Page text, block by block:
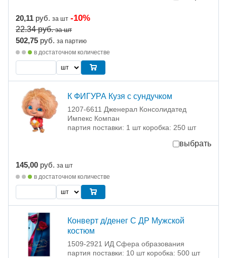
20,11 руб. за шт -10%
22.34руб. за шт
502,75 руб. за партию
в достаточном количестве
К ФИГУРА Кузя с сундучком
1207-6611 Дженерал Консолидатед
Импекс Компан
партия поставки: 1 шт коробка: 250 шт
выбрать
145,00 руб. за шт
в достаточном количестве
Конверт д/денег С ДР Мужской
костюм
1509-2921 ИД Сфера образования
партия поставки: 10 шт коробка: 500 шт